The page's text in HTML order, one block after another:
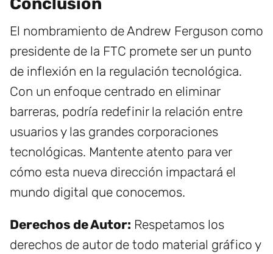
Conclusión
El nombramiento de Andrew Ferguson como
presidente de la FTC promete ser un punto
de inflexión en la regulación tecnológica.
Con un enfoque centrado en eliminar
barreras, podría redefinir la relación entre
usuarios y las grandes corporaciones
tecnológicas. Mantente atento para ver
cómo esta nueva dirección impactará el
mundo digital que conocemos.
Derechos de Autor: Respetamos los
derechos de autor de todo material gráfico y